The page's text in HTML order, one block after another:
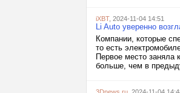
iXBT, 2024-11-04 14:51
Li Auto уверенно
Компании, которые
то есть
Первое место заняла
больше, чем в